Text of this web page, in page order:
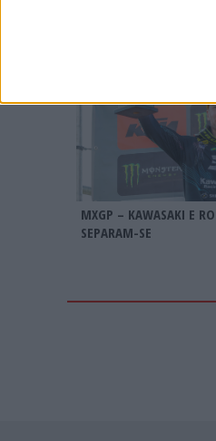
MXGP – KAWASAKI E
SEPARAM-SE